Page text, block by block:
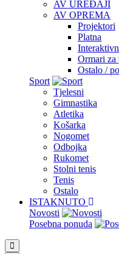
AV UREĐAJI
AV OPREMA
Projektori
Platna
Ormari za
Ostalo /
Sport
Tjelesni
Gimnastika
Atletika
Košarka
Nogomet
Odbojka
Rukomet
Stolni tenis
Tenis
Ostalo
ISTAKNUTO
Novosti
Posebna ponuda